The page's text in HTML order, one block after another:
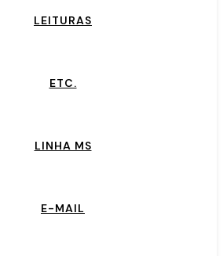
LEITURAS
ETC.
LINHA MS
E-MAIL